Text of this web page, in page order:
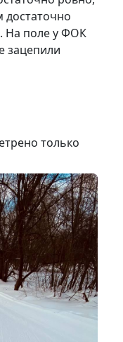
достаточно
На поле у ФОК
зацепили
только